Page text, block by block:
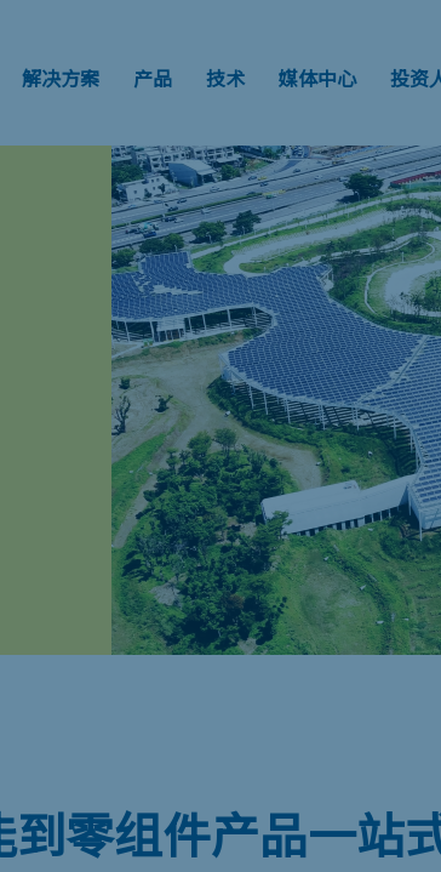
解决方案 产品 技术 媒体中心 投资
零组件产品一站